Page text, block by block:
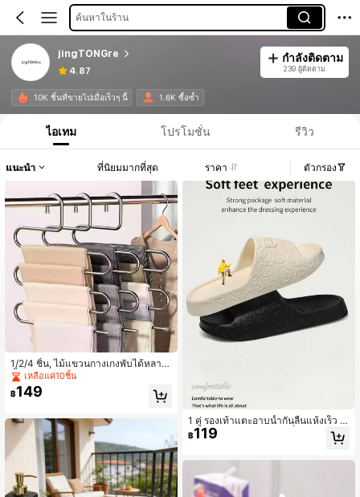
ค้นหาในร้าน
jingTONGre
4.87
กำลังติดตาม
239 ผู้ติดตาม
10K ชิ้นที่ขายไปเมื่อเร็วๆ นี้ 1.6K ซื้อซ้ำ
ไอเทม โปรโมชั่น รีวิว
แนะนำ ที่นิยมมากที่สุด ราคา ตัวกรอง
1/2/4 ชิ้น, ไม้แขวนกางเกงพับได้หลาย
ชั้นหลายฟังก์ชัน, คลิปกางเกงแบบไม่
ทำลาย, ชั้นจัดระเบียบตู้เสื้อผ้า
เหลือแค่10ชิ้น
฿149
1 คู่ รองเท้าแตะอาบน้ำกันลื่นแห้งเร็ว ร
องเท้าแตะคู่รักในบ้านกันลื่น EVA ระบา
ยน้ำแห้งเร็ว
฿119